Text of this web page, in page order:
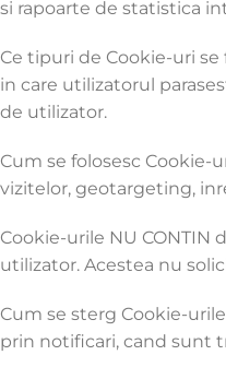
si rapoarte de statistica
Ce tipuri de Cookie-uri
in care utilizatorul
de utilizator.
Cum se folosesc Cookie-
vizitelor, geotargeting,
Cookie-urile NU
utilizator. Acestea nu
Cum se sterg Cookie-
prin notificari, cand sunt